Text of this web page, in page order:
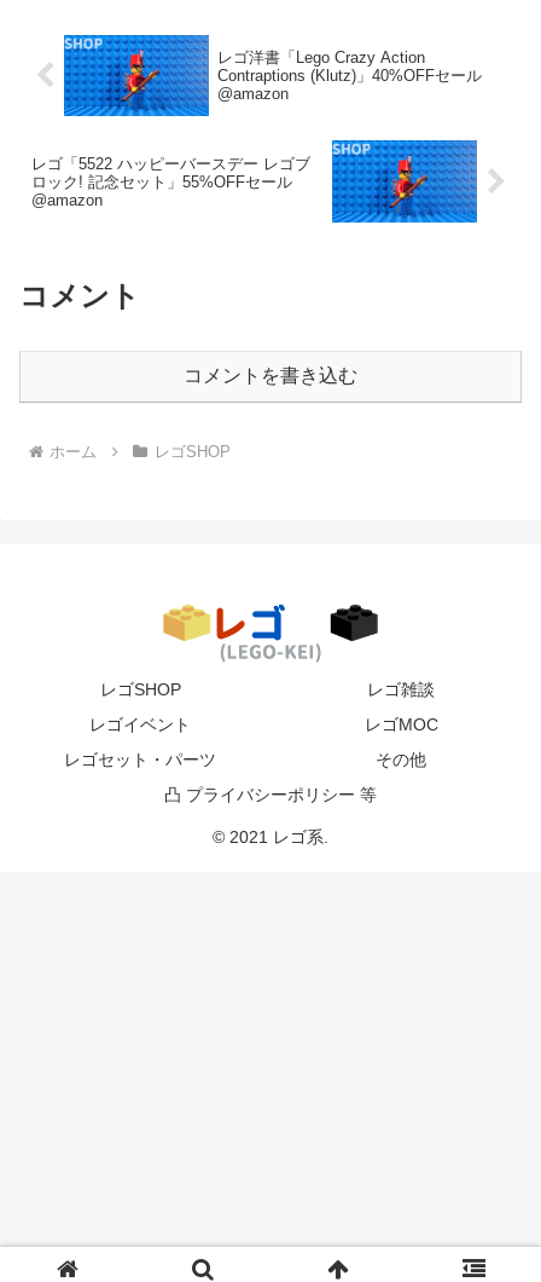
レゴ洋書「Lego Crazy Action
Contraptions (Klutz)」40%OFFセール
@amazon
レゴ「5522 ハッピーバースデー レゴブ
ロック! 記念セット」55%OFFセール
@amazon
コメント
コメントを書き込む
ホーム レゴSHOP
レゴSHOP
レゴ雑談
レゴイベント
レゴMOC
レゴセット・パーツ
その他
凸 プライバシーポリシー 等
© 2021 レゴ系.